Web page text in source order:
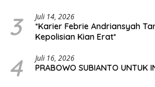
3 Juli 14, 2026
*Karier Febrie Andriansyah
Kepolisian Kian Erat*
4 Juli 16, 2026
PRABOWO SUBIANTO UNTUK